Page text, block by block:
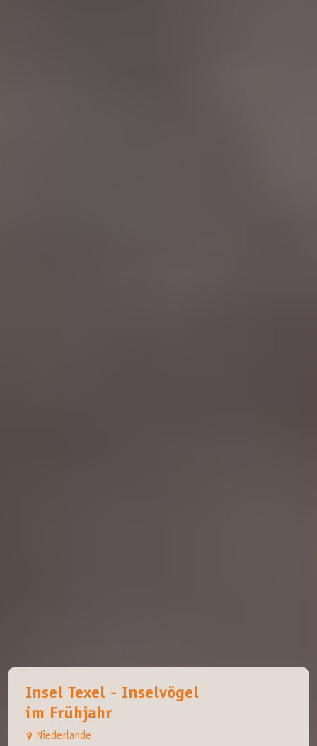
Insel Texel - Inselvögel
im Frühjahr
Niederlande